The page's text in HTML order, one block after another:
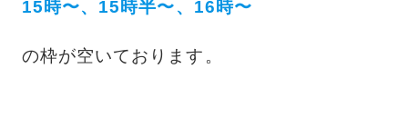
15時〜、15時半〜、16時〜
の枠が空いております。